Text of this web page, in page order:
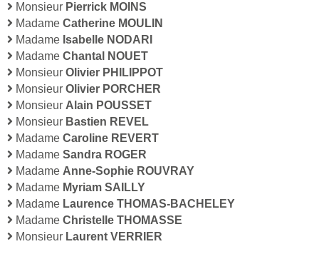
Monsieur Pierrick MOINS
Madame Catherine MOULIN
Madame Isabelle NODARI
Madame Chantal NOUET
Monsieur Olivier PHILIPPOT
Monsieur Olivier PORCHER
Monsieur Alain POUSSET
Monsieur Bastien REVEL
Madame Caroline REVERT
Madame Sandra ROGER
Madame Anne-Sophie ROUVRAY
Madame Myriam SAILLY
Madame Laurence THOMAS-BACHELEY
Madame Christelle THOMASSE
Monsieur Laurent VERRIER